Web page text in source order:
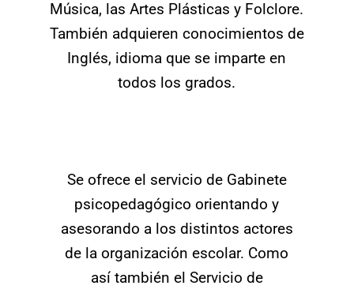
Música, las Artes Plásticas y Folclore.
También adquieren conocimientos de
Inglés, idioma que se imparte en
todos los grados.
Se ofrece el servicio de Gabinete
psicopedagógico orientando y
asesorando a los distintos actores
de la organización escolar. Como
así también el Servicio de